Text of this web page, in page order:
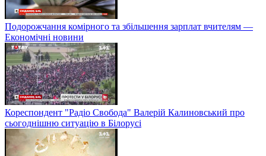
Подорожчання комірного та збільшення зарплат вчителям —
Економічні новини
Кореспондент "Радіо Свобода" Валерій Калиновський про
сьогоднішню ситуацію в Білорусі